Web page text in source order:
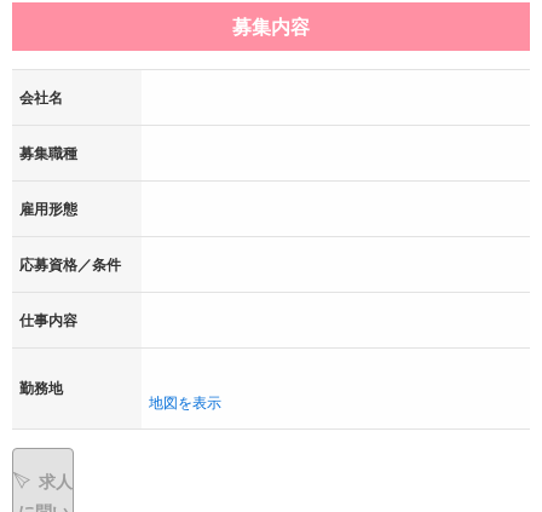
募集内容
会社名
募集職種
雇用形態
応募資格／条件
仕事内容
勤務地
地図を表示
求人